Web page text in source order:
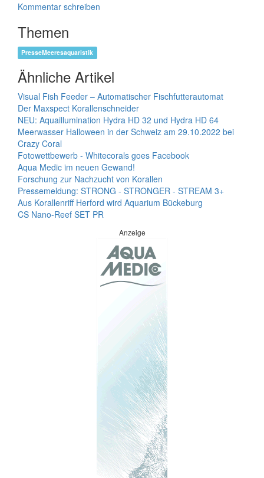
Kommentar schreiben
Themen
PresseMeeresaquaristik
Ähnliche Artikel
Visual Fish Feeder – Automatischer Fischfutterautomat
Der Maxspect Korallenschneider
NEU: Aquaillumination Hydra HD 32 und Hydra HD 64
Meerwasser Halloween in der Schweiz am 29.10.2022 bei
Crazy Coral
Fotowettbewerb - Whitecorals goes Facebook
Aqua Medic im neuen Gewand!
Forschung zur Nachzucht von Korallen
Pressemeldung: STRONG - STRONGER - STREAM 3+
Aus Korallenriff Herford wird Aquarium Bückeburg
CS Nano-Reef SET PR
Anzeige